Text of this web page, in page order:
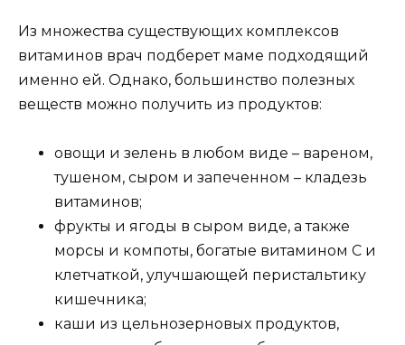
Из множества существующих комплексов
витаминов врач подберет маме подходящий
именно ей. Однако, большинство полезных
веществ можно получить из продуктов:
овощи и зелень в любом виде – вареном,
тушеном, сыром и запеченном – кладезь
витаминов;
фрукты и ягоды в сыром виде, а также
морсы и компоты, богатые витамином С и
клетчаткой, улучшающей перистальтику
кишечника;
каши из цельнозерновых продуктов,